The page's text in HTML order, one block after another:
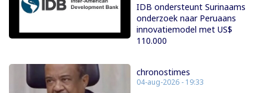
IDB ondersteunt Surinaams
onderzoek naar Peruaans
innovatiemodel met US$
110.000
chronostimes
04-aug-2026 - 19:33